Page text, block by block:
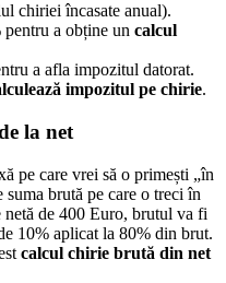
chiriei încasate anual).
pentru a obține un calcul
a afla impozitul datorat.
impozitul pe chirie.
la net
pe care vrei să o primești „în
suma brută pe care o treci în
de 400 Euro, brutul va fi
10% aplicat la 80% din brut.
calcul chirie brută din net